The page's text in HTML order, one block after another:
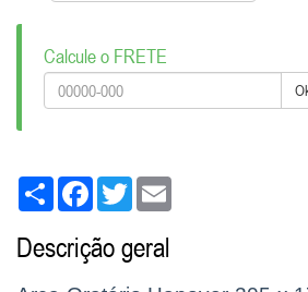
Calcule o FRETE
Share FacebookTwitter
Descrição geral